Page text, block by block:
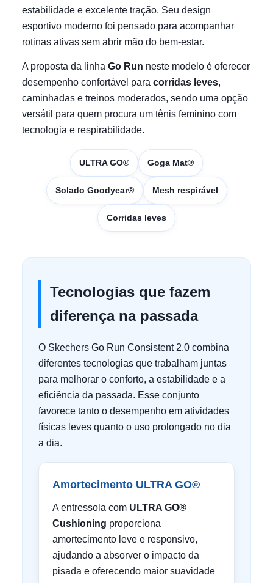
estabilidade e excelente tração. Seu design
esportivo moderno foi pensado para acompanhar
rotinas ativas sem abrir mão do bem-estar.
A proposta da linha Go Run neste modelo é oferecer
desempenho confortável para corridas leves,
caminhadas e treinos moderados, sendo uma opção
versátil para quem procura um tênis feminino com
tecnologia e respirabilidade.
ULTRA GO® Goga Mat®
Solado Goodyear® Mesh respirável
Corridas leves
Tecnologias que fazem
diferença na passada
O Skechers Go Run Consistent 2.0 combina
diferentes tecnologias que trabalham juntas
para melhorar o conforto, a estabilidade e a
eficiência da passada. Esse conjunto
favorece tanto o desempenho em atividades
físicas leves quanto o uso prolongado no dia
a dia.
Amortecimento ULTRA GO®
A entressola com ULTRA GO®
Cushioning proporciona
amortecimento leve e responsivo,
ajudando a absorver o impacto da
pisada e oferecendo maior suavidade